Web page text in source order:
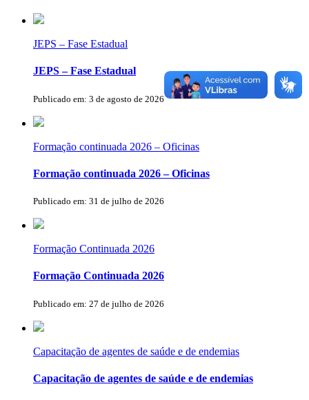
JEPS – Fase Estadual
JEPS – Fase Estadual
Publicado em: 3 de agosto de 2026
Formação continuada 2026 – Oficinas
Formação continuada 2026 – Oficinas
Publicado em: 31 de julho de 2026
Formação Continuada 2026
Formação Continuada 2026
Publicado em: 27 de julho de 2026
Capacitação de agentes de saúde e de endemias
Capacitação de agentes de saúde e de endemias